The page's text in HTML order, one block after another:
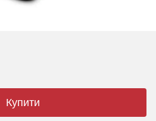
Купити